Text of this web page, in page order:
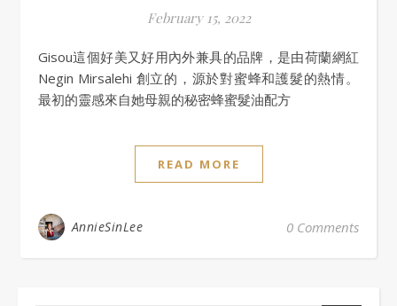
February 15, 2022
Gisou這個好美又好用內外兼具的品牌，是由荷蘭網紅
Negin Mirsalehi 創立的，源於對蜜蜂和護髮的熱情。
最初的靈感來自她母親的秘密蜂蜜髮油配方
READ MORE
AnnieSinLee 0 Comments